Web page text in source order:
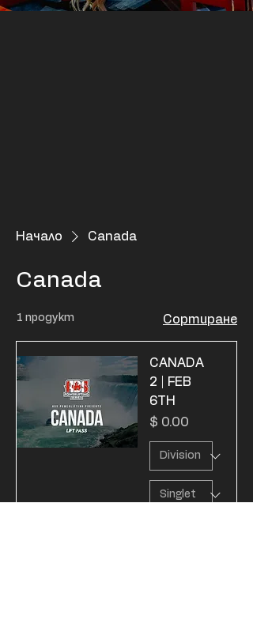
Начало Canada
Canada
1 продукт Сортиране
CANADA
2 | FEB
6TH
Цена
$ 0.00